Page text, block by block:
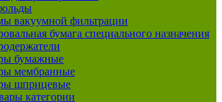
вакуумной фильтрации
бумага специального назначения
бумажные
мембранные
шприцевые
категории